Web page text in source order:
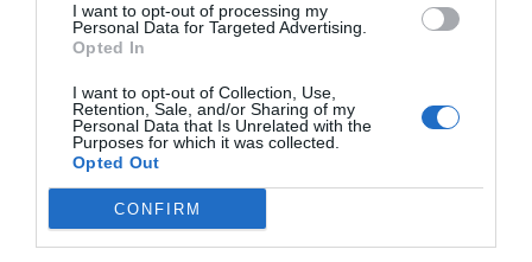
I want to opt-out of processing my
Personal Data for Targeted Advertising.
Opted In
I want to opt-out of Collection, Use,
Retention, Sale, and/or Sharing of my
Personal Data that Is Unrelated with the
Purposes for which it was collected.
Opted Out
CONFIRM